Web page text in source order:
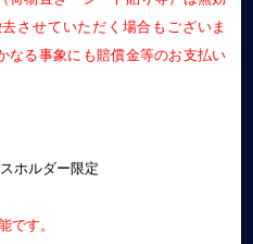
させていただく場合もございま
なる事象にも賠償金等のお支払い
ホルダー限定
です。